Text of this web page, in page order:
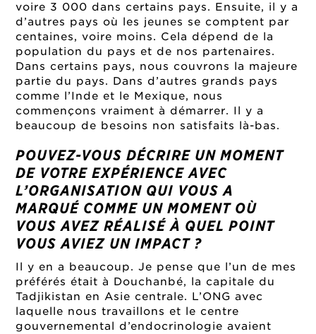
voire 3 000 dans certains pays. Ensuite, il y a
d’autres pays où les jeunes se comptent par
centaines, voire moins. Cela dépend de la
population du pays et de nos partenaires.
Dans certains pays, nous couvrons la majeure
partie du pays. Dans d’autres grands pays
comme l’Inde et le Mexique, nous
commençons vraiment à démarrer. Il y a
beaucoup de besoins non satisfaits là-bas.
POUVEZ-VOUS DÉCRIRE UN MOMENT
DE VOTRE EXPÉRIENCE AVEC
L’ORGANISATION QUI VOUS A
MARQUÉ COMME UN MOMENT OÙ
VOUS AVEZ RÉALISÉ À QUEL POINT
VOUS AVIEZ UN IMPACT ?
Il y en a beaucoup. Je pense que l’un de mes
préférés était à Douchanbé, la capitale du
Tadjikistan en Asie centrale. L’ONG avec
laquelle nous travaillons et le centre
gouvernemental d’endocrinologie avaient